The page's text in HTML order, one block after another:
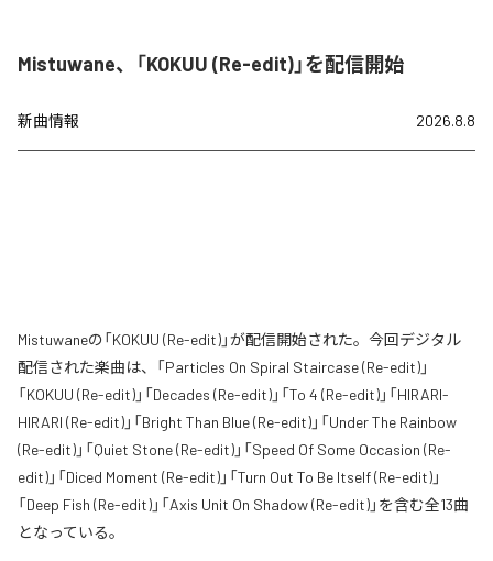
Mistuwane、「KOKUU (Re-edit)」を配信開始
新曲情報 2026.8.8
Mistuwaneの「KOKUU (Re-edit)」が配信開始された。今回デジタル
配信された楽曲は、「Particles On Spiral Staircase (Re-edit)」
「KOKUU (Re-edit)」「Decades (Re-edit)」「To 4 (Re-edit)」「HIRARI-
HIRARI (Re-edit)」「Bright Than Blue (Re-edit)」「Under The Rainbow
(Re-edit)」「Quiet Stone (Re-edit)」「Speed Of Some Occasion (Re-
edit)」「Diced Moment (Re-edit)」「Turn Out To Be Itself (Re-edit)」
「Deep Fish (Re-edit)」「Axis Unit On Shadow (Re-edit)」を含む全13曲
となっている。